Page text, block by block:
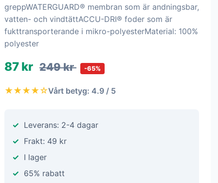
greppWATERGUARD® membran som är andningsbar,
vatten- och vindtättACCU-DRI® foder som är
fukttransporterande i mikro-polyesterMaterial: 100%
polyester
87 kr 249 kr -65%
★★★★☆Vårt betyg: 4.9 / 5
Leverans: 2-4 dagar
Frakt: 49 kr
I lager
65% rabatt